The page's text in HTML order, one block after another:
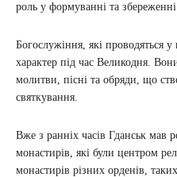
роль у формуванні та
Богослужіння, які проводяться
характер під час Великодня.
молитви, пісні та обряди, що
святкування.
Вже з ранніх часів Гданськ мав
монастирів, які були центром
монастирів різних орденів,